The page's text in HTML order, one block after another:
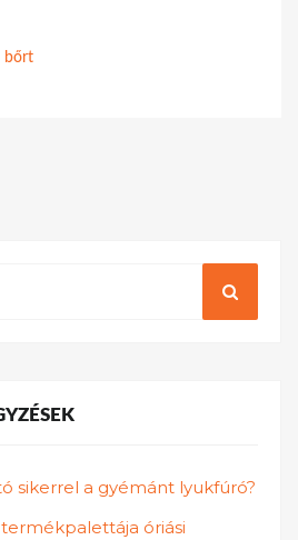
bőrt
sikerrel a gyémánt lyukfúró?
óriási